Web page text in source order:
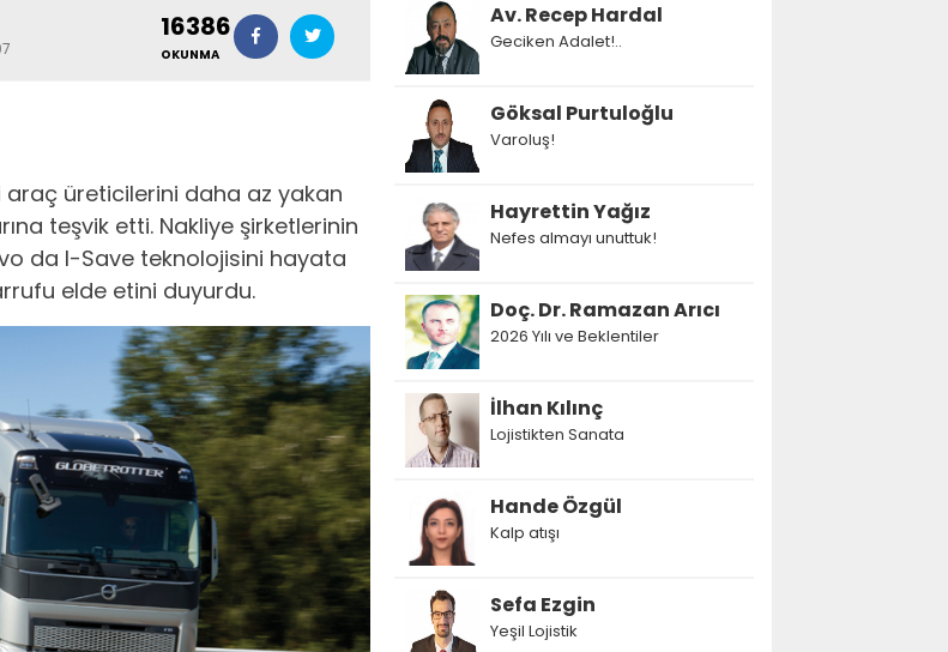
16386
OKUNMA
araç üreticilerini daha az yakan
teşvik etti. Nakliye şirketlerinin
da I-Save teknolojisini hayata
elde etini duyurdu.
Av. Recep Hardal
Geciken Adalet!..
Göksal Purtuloğlu
Varoluş!
Hayrettin Yağız
Nefes almayı unuttuk!
Doç. Dr. Ramazan Arıcı
2026 Yılı ve Beklentiler
İlhan Kılınç
Lojistikten Sanata
Hande Özgül
Kalp atışı
Sefa Ezgin
Yeşil Lojistik